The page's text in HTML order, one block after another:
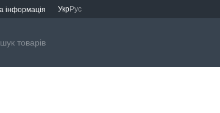
інформація УкрРус